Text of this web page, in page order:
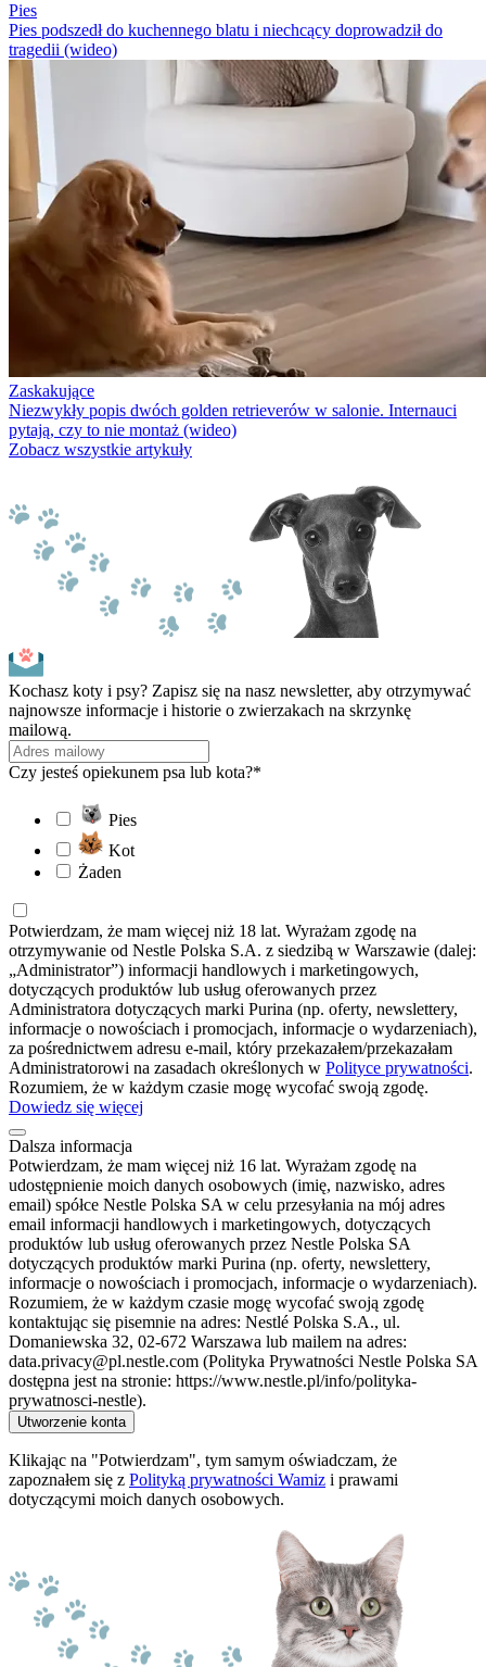
Pies
Pies podszedł do kuchennego blatu i niechcący doprowadził do
tragedii (wideo)
Zaskakujące
Niezwykły popis dwóch golden retrieverów w salonie. Internauci
pytają, czy to nie montaż (wideo)
Zobacz wszystkie artykuły
Kochasz koty i psy? Zapisz się na nasz newsletter, aby otrzymywać
najnowsze informacje i historie o zwierzakach na skrzynkę
mailową.
Czy jesteś opiekunem psa lub kota?*
Pies
Kot
Żaden
Potwierdzam, że mam więcej niż 18 lat. Wyrażam zgodę na
otrzymywanie od Nestle Polska S.A. z siedzibą w Warszawie (dalej:
„Administrator”) informacji handlowych i marketingowych,
dotyczących produktów lub usług oferowanych przez
Administratora dotyczących marki Purina (np. oferty, newslettery,
informacje o nowościach i promocjach, informacje o wydarzeniach),
za pośrednictwem adresu e-mail, który przekazałem/przekazałam
Administratorowi na zasadach określonych w Polityce prywatności.
Rozumiem, że w każdym czasie mogę wycofać swoją zgodę.
Dowiedz się więcej
Dalsza informacja
Potwierdzam, że mam więcej niż 16 lat. Wyrażam zgodę na
udostępnienie moich danych osobowych (imię, nazwisko, adres
email) spółce Nestle Polska SA w celu przesyłania na mój adres
email informacji handlowych i marketingowych, dotyczących
produktów lub usług oferowanych przez Nestle Polska SA
dotyczących produktów marki Purina (np. oferty, newslettery,
informacje o nowościach i promocjach, informacje o wydarzeniach).
Rozumiem, że w każdym czasie mogę wycofać swoją zgodę
kontaktując się pisemnie na adres: Nestlé Polska S.A., ul.
Domaniewska 32, 02-672 Warszawa lub mailem na adres:
data.privacy@pl.nestle.com (Polityka Prywatności Nestle Polska SA
dostępna jest na stronie: https://www.nestle.pl/info/polityka-
prywatnosci-nestle).
Utworzenie konta
Klikając na "Potwierdzam", tym samym oświadczam, że
zapoznałem się z Polityką prywatności Wamiz i prawami
dotyczącymi moich danych osobowych.